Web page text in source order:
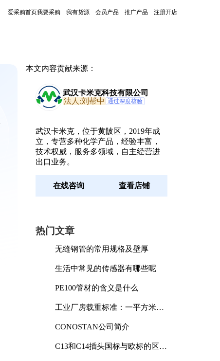
爱采购首页我要采购 我有货源 会员产品 推广产品 注册开店
本文内容贡献来源：
武汉卡米克科技有限公司
法人:刘帮中 通过深度核验
武汉卡米克，位于黄陂区，2019年成
立，专营多种化学产品，经验丰富，
技术权威，服务多领域，自主经营进
出口业务。
在线咨询 查看店铺
热门文章
无缝钢管的常用规格及壁厚
生活中常见的传感器有哪些呢
PE100管材的含义是什么
工业厂房载重标准：一平方米能
CONOSTAN公司简介
C13和C14插头国标与欧标的区别